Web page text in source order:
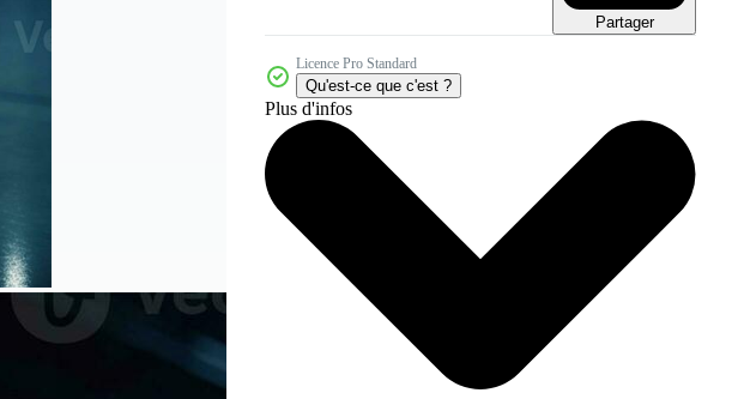
Partager
Licence Pro Standard
Qu'est-ce que c'est ?
Plus d'infos